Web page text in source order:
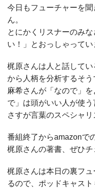
今日もフューチャーを
ん。
とにかくリスナーのみ
い！」とおっしゃってい
梶原さんは人と話して
から人柄を分析するそう
麻希さんが「なので」
で」は頭がいい人が使う
さすが言葉のスペシャリ
番組終了からamazonで
梶原さんの著書、ぜひチ
梶原さんは本日の裏フ
るので、ポッドキャス